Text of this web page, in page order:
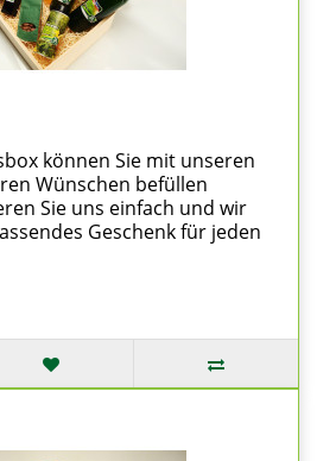
können Sie mit unseren
Wünschen befüllen
Sie uns einfach und wir
Geschenk für jeden